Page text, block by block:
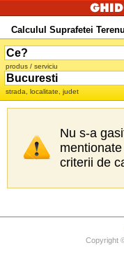
Calculul Suprafetei
produs / serviciu
strada, localitate, judet
Nu s-a
criterii de
Copyright